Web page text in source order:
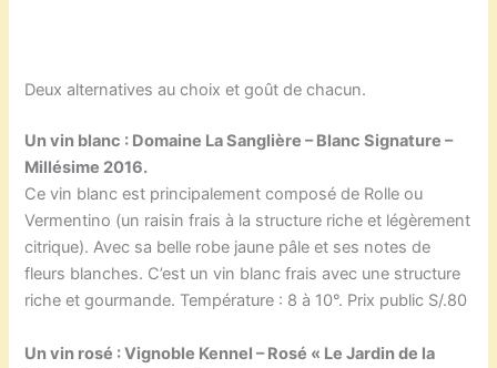
Deux alternatives au choix et goût de chacun.
Un vin blanc : Domaine La Sanglière – Blanc Signature –
Millésime 2016.
Ce vin blanc est principalement composé de Rolle ou
Vermentino (un raisin frais à la structure riche et légèrement
citrique). Avec sa belle robe jaune pâle et ses notes de
fleurs blanches. C’est un vin blanc frais avec une structure
riche et gourmande. Température : 8 à 10°. Prix public S/.80
Un vin rosé : Vignoble Kennel – Rosé « Le Jardin de la